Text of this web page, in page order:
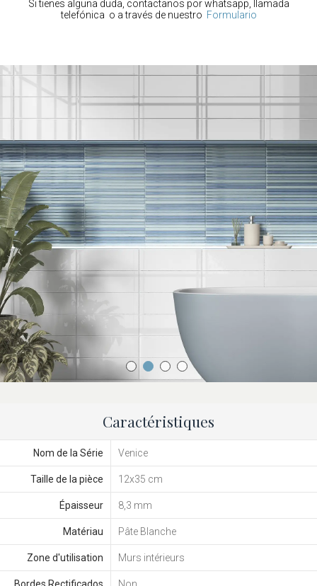
Si tienes alguna duda, contactanos por whatsapp, llamada
telefónica o a través de nuestro Formulario
Caractéristiques
Nom de la Série Venice
Taille de la pièce 12x35 cm
Épaisseur 8,3 mm
Matériau Pâte Blanche
Zone d'utilisation Murs intérieurs
Bordes Rectificados Non